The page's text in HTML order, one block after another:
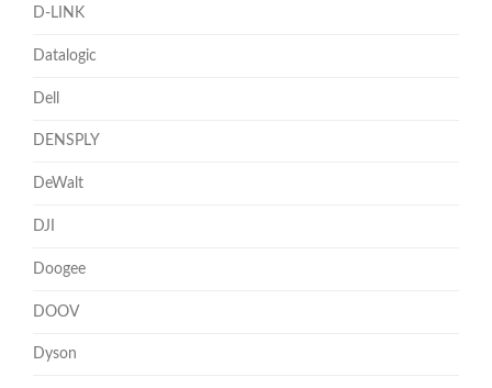
D-LINK
Datalogic
Dell
DENSPLY
DeWalt
DJI
Doogee
DOOV
Dyson